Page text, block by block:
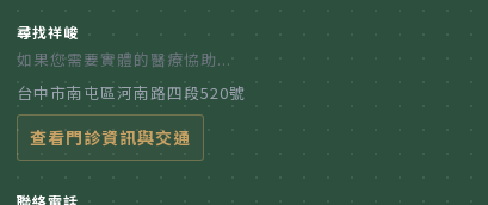
尋找祥峻
如果您需要實體的醫療協助...
台中市南屯區河南路四段520號
查看門診資訊與交通
聯絡電話